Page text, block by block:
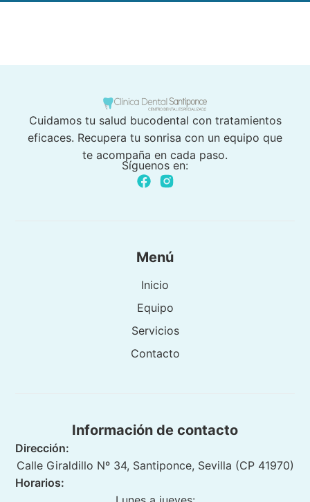
Cuidamos tu salud bucodental con tratamientos
eficaces. Recupera tu sonrisa con un equipo que
te acompaña en cada paso.
Síguenos en:
Menú
Inicio
Equipo
Servicios
Contacto
Información de contacto
Dirección:
Calle Giraldillo Nº 34, Santiponce, Sevilla (CP 41970)
Horarios: